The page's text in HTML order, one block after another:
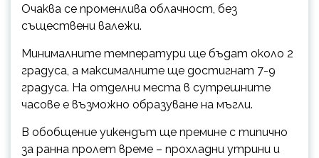
Очаква се променлива облачност, без
съществени валежи.
Минималните температури ще бъдат около 2
градуса, а максималните ще достигнат 7-9
градуса. На отделни места в сутрешните
часове е възможно образуване на мъгли.
В обобщение уикендът ще премине с типично
за ранна пролет време – прохладни утрини и